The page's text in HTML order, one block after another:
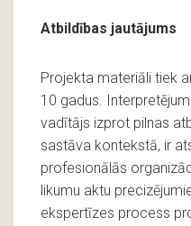
Atbildības jautājums
Projekta materiāli tiek
10 gadus.
vadītājs izprot pilnas
sastāva kontekstā, ir
profesionālās
likumu aktu
ekspertīzes process